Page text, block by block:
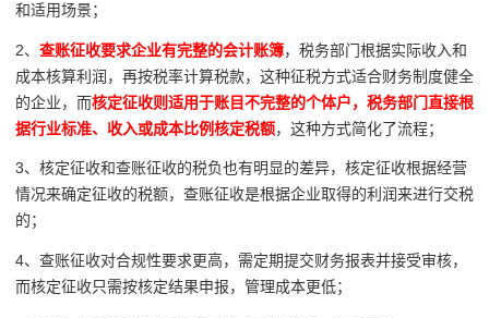
和适用场景；
2、 查账征收要求企业有完整的会计账簿，税务部门根据实际收入和
成本核算利润，再按税率计算税款，这种征税方式适合财务制度健全
的企业，而核定征收则适用于账目不完整的个体户，税务部门直接根
据行业标准、收入或成本比例核定税额，这种方式简化了流程；
3、核定征收和查账征收的税负也有明显的差异，核定征收根据经营
情况来确定征收的税额，查账征收是根据企业取得的利润来进行交税
的；
4、查账征收对合规性要求更高，需定期提交财务报表并接受审核，
而核定征收只需按核定结果申报，管理成本更低；